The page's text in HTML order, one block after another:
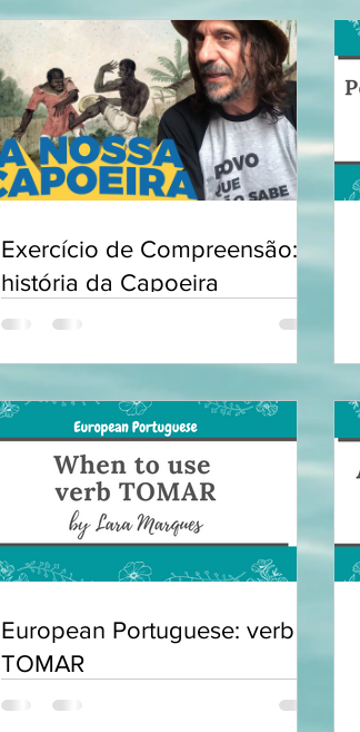
Exercício de Compreensão: A
história da Capoeira
European Portuguese: verb
TOMAR